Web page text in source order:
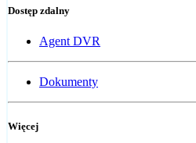
Dostęp zdalny
Agent DVR
Dokumenty
Więcej